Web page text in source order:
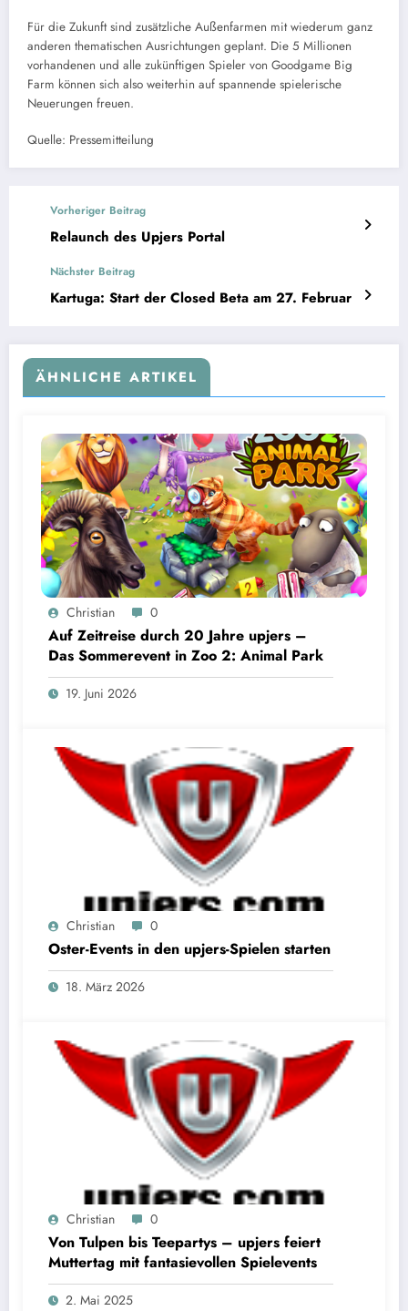
Für die Zukunft sind zusätzliche Außenfarmen mit wiederum ganz
anderen thematischen Ausrichtungen geplant. Die 5 Millionen
vorhandenen und alle zukünftigen Spieler von Goodgame Big
Farm können sich also weiterhin auf spannende spielerische
Neuerungen freuen.
Quelle: Pressemitteilung
Vorheriger Beitrag
Relaunch des Upjers Portal
Nächster Beitrag
Kartuga: Start der Closed Beta am 27. Februar
ÄHNLICHE ARTIKEL
Christian 0
Auf Zeitreise durch 20 Jahre upjers –
Das Sommerevent in Zoo 2: Animal Park
19. Juni 2026
Christian 0
Oster-Events in den upjers-Spielen starten
18. März 2026
Christian 0
Von Tulpen bis Teepartys – upjers feiert
Muttertag mit fantasievollen Spielevents
2. Mai 2025